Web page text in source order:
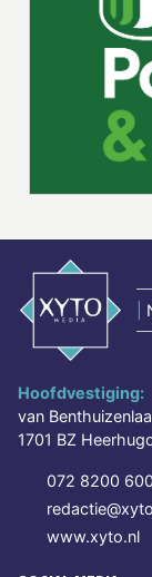
Hoofdvestiging:
van
1701 BZ
072 8200 600
www.xyto.nl